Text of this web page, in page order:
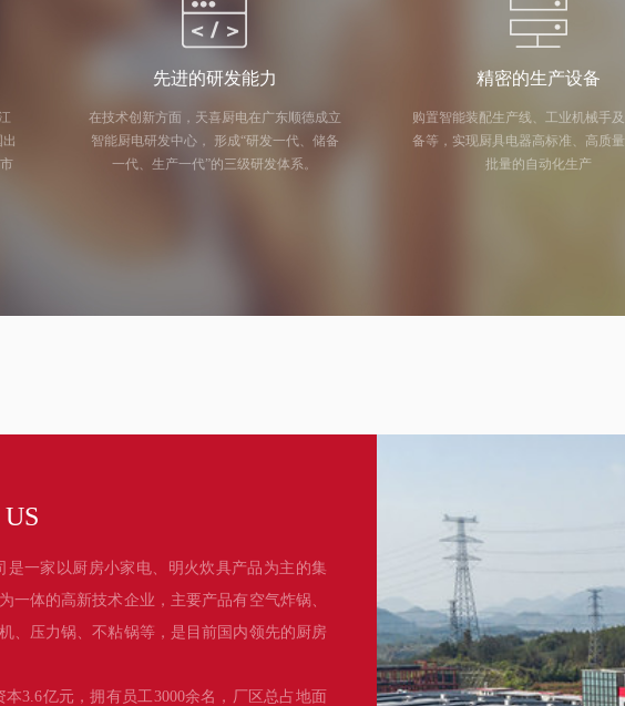
先进的研发能力
在技术创新方面，天喜厨电在广东顺德成立
智能厨电研发中心， 形成“研发一代、储备
一代、生产一代”的三级研发体系。
精密的生产设备
购置智能装配生产线、工业机械手
备等，实现厨具电器高标准、高质
批量的自动化生产
是一家以厨房小家电、明火炊具产品为主的集
一体的高新技术企业，主要产品有空气炸锅、
、压力锅、不粘锅等，是目前国内领先的厨房
3.6亿元，拥有员工3000余名，厂区总占地面